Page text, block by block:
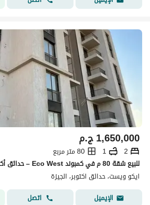
ج.م1,650,000
2
1
80 متر مربع
للبيع شقة 80 م في كمبوند Eco West – حدائق أكتوبر |
ايكو ويست، حدائق اكتوبر، الجيزة
الإيميل
اتصل